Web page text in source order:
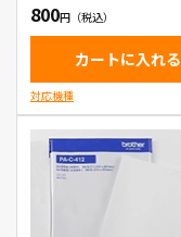
800
カートに入れる
対応機種